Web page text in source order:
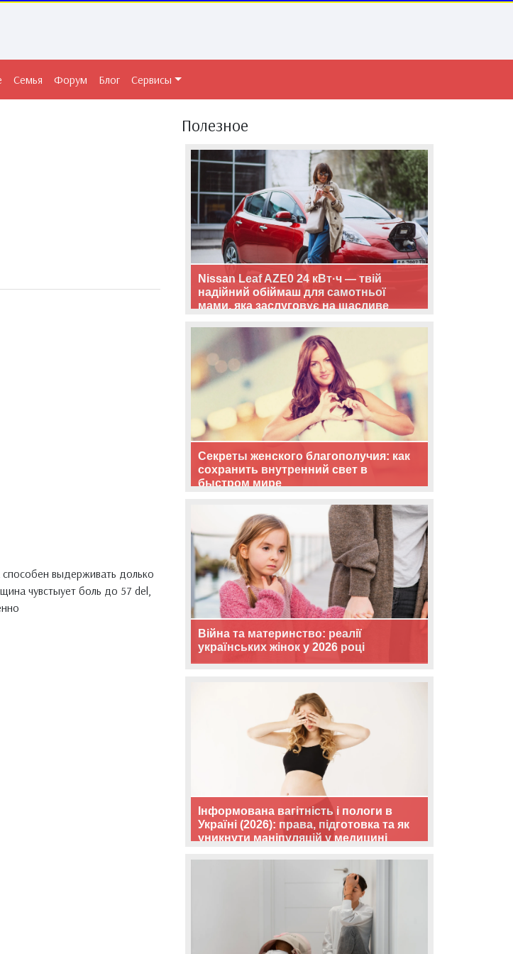
Семья Форум Блог Сервисы
способен выдерживать долько
чувстыует боль до 57 del,
Полезное
Nissan Leaf AZE0 24 кВт·ч — твій
надійний обіймаш для самотньої
мами, яка заслуговує на щасливе
Секреты женского благополучия: как
сохранить внутренний свет в
быстром мире
Війна та материнство: реалії
українських жінок у 2026 році
Інформована вагітність і пологи в
Україні (2026): права, підготовка та як
уникнути маніпуляцій у медицині